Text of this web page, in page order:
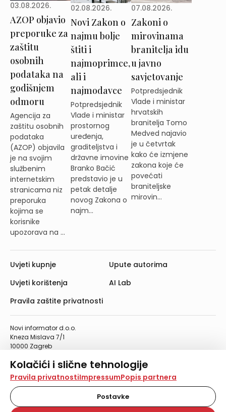
Kolačići i slične tehnologije
Na našoj web stranici koristimo kolačiće i slične
tehnologije za pohranu, čitanje i obradu informacija na
vašem uređaju. Time poboljšavamo korisničko iskustvo,
analiziramo promet na stranici te prikazujemo sadržaje i
Pravila privatnostiImpressumPopis partnera
Postavke
03.08.2026.
AZOP objavio
preporuke za
zaštitu
osobnih
podataka na
godišnjem
odmoru
Agencija za
zaštitu osobnih
podataka
(AZOP) objavila
je na svojim
službenim
internetskim
stranicama niz
preporuka
kojima se
korisnike
upozorava na ...
02.08.2026.
Novi Zakon o
najmu bolje
štiti i
najmoprimce,
ali i
najmodavce
Potpredsjednik
Vlade i ministar
prostornog
uređenja,
graditeljstva i
državne imovine
Branko Bačić
predstavio je u
petak detalje
novog Zakona o
najm...
07.08.2026.
Zakoni o
mirovinama
branitelja idu
u javno
savjetovanje
Potpredsjednik
Vlade i ministar
hrvatskih
branitelja Tomo
Medved najavio
je u četvrtak
kako će izmjene
zakona koje će
povećati
braniteljske
mirovin...
Novi informator d.o.o.
Kneza Mislava 7/1
10000 Zagreb
Telefaks: 01/4612-553
info@informator.hr
PRATITE NAS:
Uvjeti kupnje
Uvjeti korištenja
Pravila zaštite privatnosti
Upute autorima
AI Lab